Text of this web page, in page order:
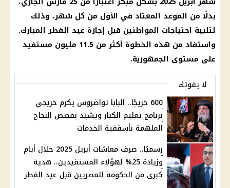
بدلًا من الموعد المعتاد في الأول من كل شهر، وذلك
لتلبية احتياجات المواطنين قبل إجازة عيد الفطر المبارك.
واستفاد من هذه الخطوة أكثر من 11.5 مليون مستفيد
على مستوى الجمهورية.
لا يفوتك
600 خريجًا.. البابا تواضروس يكرم خريجي
برنامج تعليم الكبار ويشيد بقصص النجاح
الملهمة بأسقفية الخدمات
رسميًا.. صرف معاشات أبريل 2025 خلال أيام
وزيادة 25% لهؤلاء المستفيدين.. هدية
كبرى من الحكومة للمصريين قبل عيد الفطر